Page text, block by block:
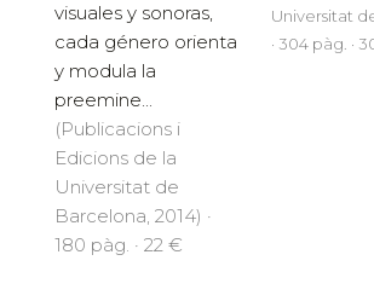
visuales y sonoras,
cada género orienta
y modula la
preemine...
(Publicacions i
Edicions de la
Universitat de
Barcelona, 2014) ·
180 pàg. · 22 €
Universitat
· 304 pàg. ·